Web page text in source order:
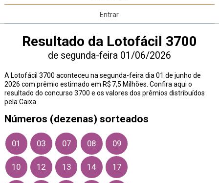
Entrar
Resultado da Lotofácil 3700
de segunda-feira 01/06/2026
A Lotofácil 3700 aconteceu na segunda-feira dia 01 de junho de
2026 com prêmio estimado em R$ 7,5 Milhões. Confira aqui o
resultado do concurso 3700 e os valores dos prêmios distribuídos
pela Caixa.
Números (dezenas) sorteados
01 03 07 08 09
10 12 13 14 17